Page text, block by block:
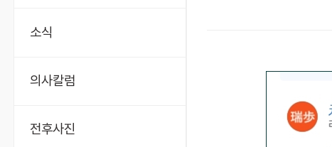
소식
의사칼럼
전후사진